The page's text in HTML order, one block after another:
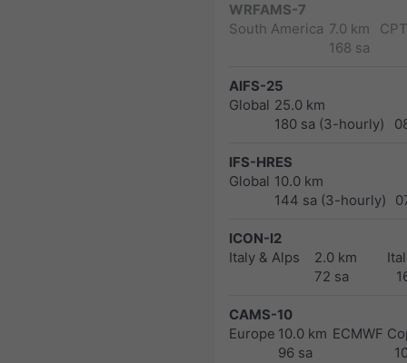
WRFAMS-7
South America 7.0 km
168 sa
AIFS-25
Global 25.0 km
180 sa (3-hourly)
IFS-HRES
Global 10.0 km
144 sa (3-hourly)
ICON-I2
Italy & Alps
2.0 km
72 sa
CAMS-10
Europe 10.0 km
96 sa
ECMWF